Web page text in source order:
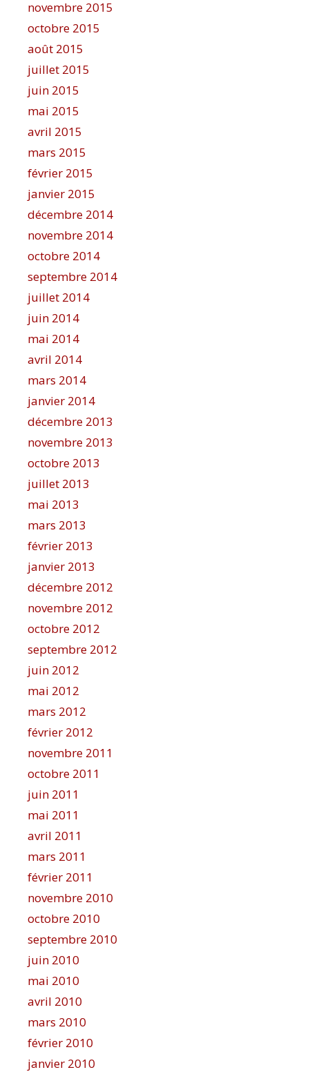
novembre 2015
octobre 2015
août 2015
juillet 2015
juin 2015
mai 2015
avril 2015
mars 2015
février 2015
janvier 2015
décembre 2014
novembre 2014
octobre 2014
septembre 2014
juillet 2014
juin 2014
mai 2014
avril 2014
mars 2014
janvier 2014
décembre 2013
novembre 2013
octobre 2013
juillet 2013
mai 2013
mars 2013
février 2013
janvier 2013
décembre 2012
novembre 2012
octobre 2012
septembre 2012
juin 2012
mai 2012
mars 2012
février 2012
novembre 2011
octobre 2011
juin 2011
mai 2011
avril 2011
mars 2011
février 2011
novembre 2010
octobre 2010
septembre 2010
juin 2010
mai 2010
avril 2010
mars 2010
février 2010
janvier 2010